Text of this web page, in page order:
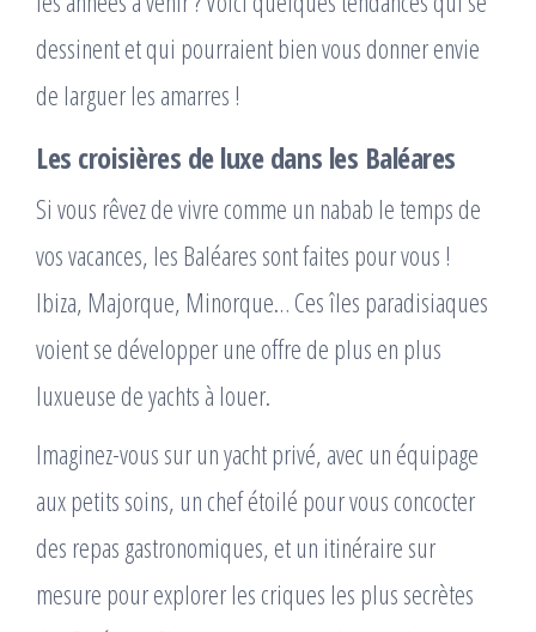
dessinent et qui pourraient bien vous donner envie
de larguer les amarres !
Les croisières de luxe dans les Baléares
Si vous rêvez de vivre comme un nabab le temps de
vos vacances, les Baléares sont faites pour vous !
Ibiza, Majorque, Minorque… Ces îles paradisiaques
voient se développer une offre de plus en plus
luxueuse de yachts à louer.
Imaginez-vous sur un yacht privé, avec un équipage
aux petits soins, un chef étoilé pour vous concocter
des repas gastronomiques, et un itinéraire sur
mesure pour explorer les criques les plus secrètes